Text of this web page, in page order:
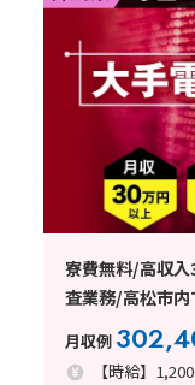
寮費無料/高収
査業務/高松市内
月収例
【時給】